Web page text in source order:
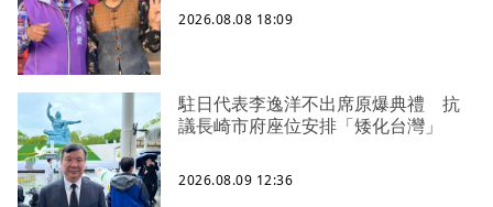
2026.08.08 18:09
駐日代表李逸洋不出席原爆典禮 抗
議長崎市府座位安排「矮化台灣」
2026.08.09 12:36